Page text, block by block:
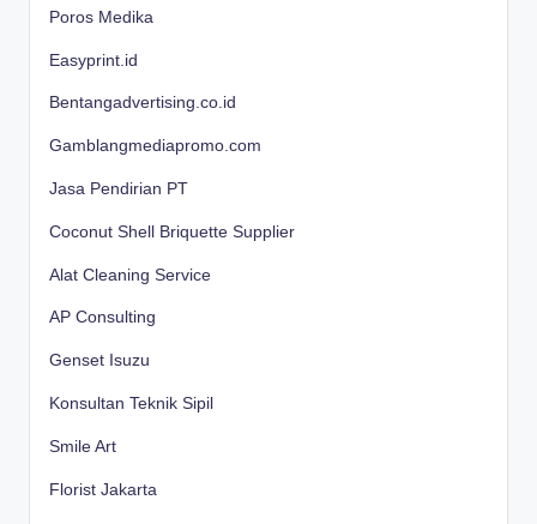
Poros Medika
Easyprint.id
Bentangadvertising.co.id
Gamblangmediapromo.com
Jasa Pendirian PT
Coconut Shell Briquette Supplier
Alat Cleaning Service
AP Consulting
Genset Isuzu
Konsultan Teknik Sipil
Smile Art
Florist Jakarta